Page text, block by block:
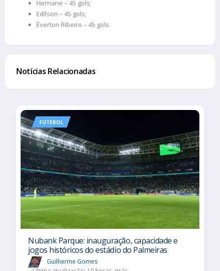
Hernane – 45 gols;
Edílson – 45 gols;
Éverton Ribeiro – 45 gols.
Notícias Relacionadas
FUTEBOL
Nubank Parque: inauguração, capacidade e
jogos históricos do estádio do Palmeiras
Guilherme Gomes